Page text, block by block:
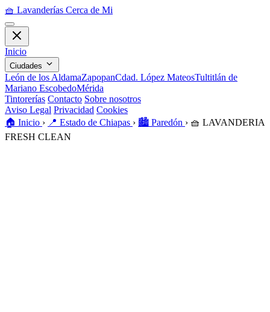
🧺 Lavanderías Cerca de Mi
Inicio
Ciudades
León de los AldamaZapopanCdad. López MateosTultitlán de
Mariano EscobedoMérida
Tintorerías Contacto Sobre nosotros
Aviso Legal Privacidad Cookies
🏠️ Inicio › 📍 Estado de Chiapas › 🏙️ Paredón › 🧺 LAVANDERIA
FRESH CLEAN